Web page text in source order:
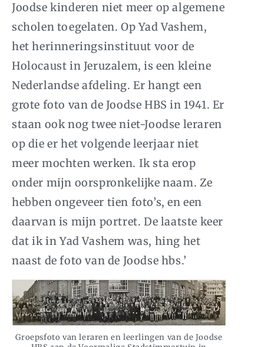
Joodse kinderen niet meer op algemene
scholen toegelaten. Op Yad Vashem,
het herinneringsinstituut voor de
Holocaust in Jeruzalem, is een kleine
Nederlandse afdeling. Er hangt een
grote foto van de Joodse HBS in 1941. Er
staan ook nog twee niet-Joodse leraren
op die er het volgende leerjaar niet
meer mochten werken. Ik sta erop
onder mijn oorspronkelijke naam. Ze
hebben ongeveer tien foto’s, en een
daarvan is mijn portret. De laatste keer
dat ik in Yad Vashem was, hing het
naast de foto van de Joodse hbs.’
Groepsfoto van leraren en leerlingen van de Joodse